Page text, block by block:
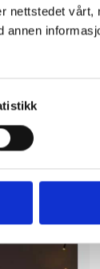
nettstedet vårt,
kjøpt